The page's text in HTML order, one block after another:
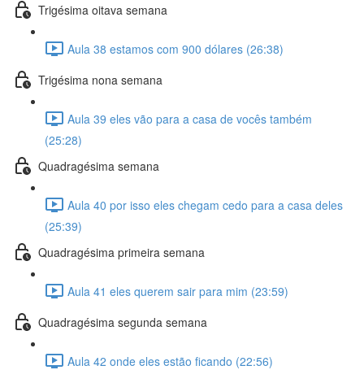
Trigésima oitava semana
Aula 38 estamos com 900 dólares (26:38)
Trigésima nona semana
Aula 39 eles vão para a casa de vocês também
(25:28)
Quadragésima semana
Aula 40 por isso eles chegam cedo para a casa deles
(25:39)
Quadragésima primeira semana
Aula 41 eles querem sair para mim (23:59)
Quadragésima segunda semana
Aula 42 onde eles estão ficando (22:56)